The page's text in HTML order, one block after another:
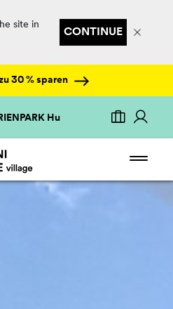
site in
CONTINUE
30 % sparen
Hu